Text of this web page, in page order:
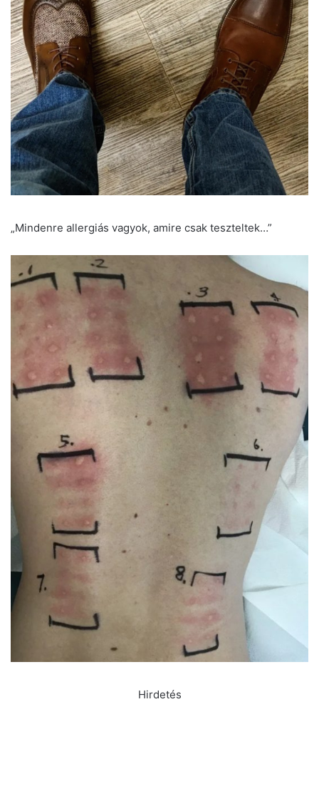
„Mindenre allergiás vagyok, amire csak teszteltek…”
Hirdetés